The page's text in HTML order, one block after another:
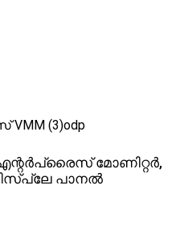
എന്റർപ്രൈസ് മോണിറ്റർ,
പാനൽ